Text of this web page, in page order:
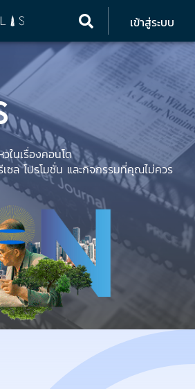
เข้าสู่ระบบ
Hot News
ในเรื่องคอนโด
ซล โปรโมชั่น และกิจกรรมที่คุณไม่ควร